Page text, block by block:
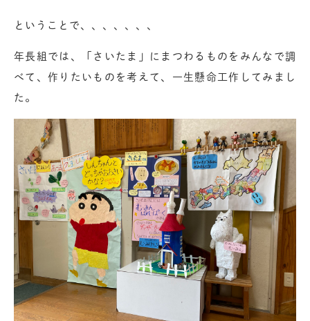
ということで、、、、、、、
年長組では、「さいたま」にまつわるものをみんなで調
べて、作りたいものを考えて、一生懸命工作してみまし
た。